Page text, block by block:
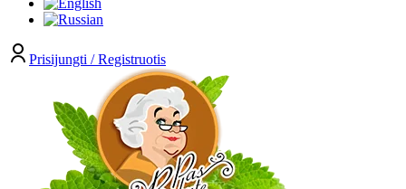
Prisijungti / Registruotis